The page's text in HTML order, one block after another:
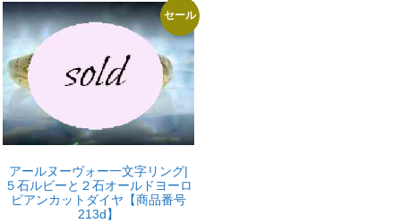
セール
アールヌーヴォー一文字リング|
５石ルビーと２石オールドヨーロ
ピアンカットダイヤ【商品番号
213d】